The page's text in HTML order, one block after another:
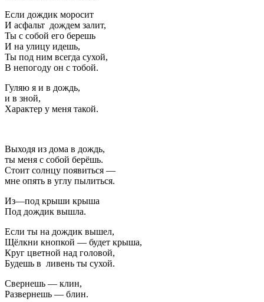
Если дождик моросит
И асфальт дождем залит,
Ты с собой его берешь
И на улицу идешь,
Ты под ним всегда сухой,
В непогоду он с тобой.
Гуляю я и в дождь,
и в зной,
Характер у меня такой.
Выходя из дома в дождь,
ты меня с собой берёшь.
Стоит солнцу появиться —
мне опять в углу пылиться.
Из—под крыши крыша
Под дождик вышла.
Если ты на дождик вышел,
Щёлкни кнопкой — будет крыша,
Круг цветной над головой,
Будешь в ливень ты сухой.
Свернешь — клин,
Развернешь — блин.